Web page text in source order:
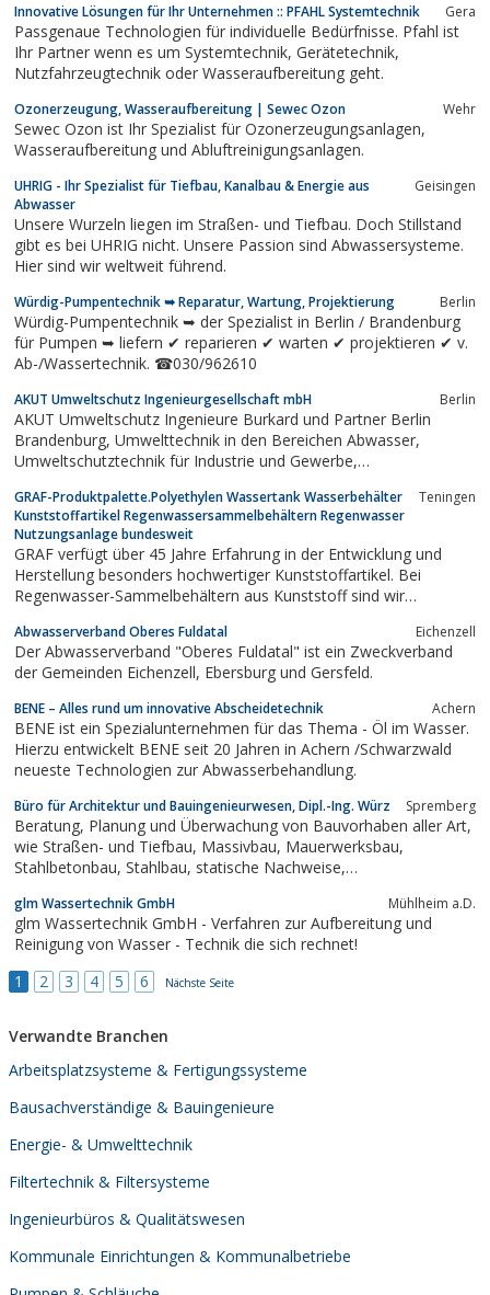
Innovative Lösungen für Ihr Unternehmen :: PFAHL Systemtechnik Gera
Passgenaue Technologien für individuelle Bedürfnisse. Pfahl ist
Ihr Partner wenn es um Systemtechnik, Gerätetechnik,
Nutzfahrzeugtechnik oder Wasseraufbereitung geht.
Ozonerzeugung, Wasseraufbereitung | Sewec Ozon Wehr
Sewec Ozon ist Ihr Spezialist für Ozonerzeugungsanlagen,
Wasseraufbereitung und Abluftreinigungsanlagen.
UHRIG - Ihr Spezialist für Tiefbau, Kanalbau & Energie aus
Abwasser
Geisingen
Unsere Wurzeln liegen im Straßen- und Tiefbau. Doch Stillstand
gibt es bei UHRIG nicht. Unsere Passion sind Abwassersysteme.
Hier sind wir weltweit führend.
Würdig-Pumpentechnik ➥ Reparatur, Wartung, Projektierung Berlin
Würdig-Pumpentechnik ➥ der Spezialist in Berlin / Brandenburg
für Pumpen ➥ liefern ✔ reparieren ✔ warten ✔ projektieren ✔ v.
Ab-/Wassertechnik. ☎030/962610
AKUT Umweltschutz Ingenieurgesellschaft mbH Berlin
AKUT Umweltschutz Ingenieure Burkard und Partner Berlin
Brandenburg, Umwelttechnik in den Bereichen Abwasser,
Umweltschutztechnik für Industrie und Gewerbe,
Gebäudetechnik und Forschung
GRAF-Produktpalette.Polyethylen Wassertank Wasserbehälter
Kunststoffartikel Regenwassersammelbehältern Regenwasser
Nutzungsanlage bundesweit
Teningen
GRAF verfügt über 45 Jahre Erfahrung in der Entwicklung und
Herstellung besonders hochwertiger Kunststoffartikel. Bei
Regenwasser-Sammelbehältern aus Kunststoff sind wir
größte Sortiment sind wir in der Lage, Ihnen für jeden
Einsatzbereich eine geeignete...
Abwasserverband Oberes Fuldatal Eichenzell
Der Abwasserverband "Oberes Fuldatal" ist ein Zweckverband
der Gemeinden Eichenzell, Ebersburg und Gersfeld.
BENE – Alles rund um innovative Abscheidetechnik Achern
BENE ist ein Spezialunternehmen für das Thema - Öl im Wasser.
Hierzu entwickelt BENE seit 20 Jahren in Achern /Schwarzwald
neueste Technologien zur Abwasserbehandlung.
Büro für Architektur und Bauingenieurwesen, Dipl.-Ing. Würz Spremberg
Beratung, Planung und Überwachung von Bauvorhaben aller Art,
wie Straßen- und Tiefbau, Massivbau, Mauerwerksbau,
Stahlbetonbau, Stahlbau, statische Nachweise,
glm Wassertechnik GmbH Mühlheim a.D.
glm Wassertechnik GmbH - Verfahren zur Aufbereitung und
Reinigung von Wasser - Technik die sich rechnet!
1
2 3 4 5 6 Nächste Seite
Verwandte Branchen
Arbeitsplatzsysteme & Fertigungssysteme
Bausachverständige & Bauingenieure
Energie- & Umwelttechnik
Filtertechnik & Filtersysteme
Ingenieurbüros & Qualitätswesen
Kommunale Einrichtungen & Kommunalbetriebe